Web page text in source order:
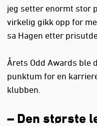
jeg setter enormt stor
virkelig gikk opp for
sa Hagen etter
Årets Odd Awards ble
punktum for en
klubben.
– Den største